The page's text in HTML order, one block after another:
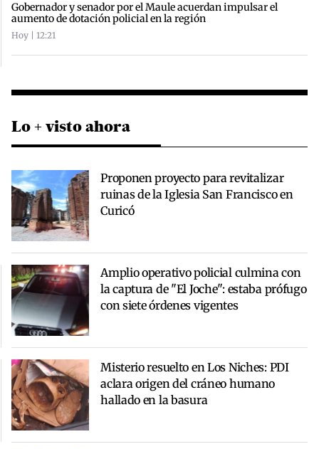
Gobernador y senador por el Maule acuerdan impulsar el
aumento de dotación policial en la región
Hoy | 12:21
Lo + visto ahora
Proponen proyecto para revitalizar
ruinas de la Iglesia San Francisco en
Curicó
Amplio operativo policial culmina con
la captura de "El Joche": estaba prófugo
con siete órdenes vigentes
Misterio resuelto en Los Niches: PDI
aclara origen del cráneo humano
hallado en la basura